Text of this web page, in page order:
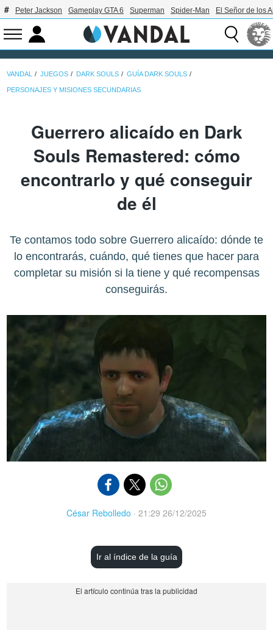
Peter Jackson Gameplay GTA 6 Superman Spider-Man El Señor de los
VANDAL JUEGOS DARK SOULS GUÍA DARK SOULS
PERSONAJES Y MISIONES SECUNDARIAS
Guerrero alicaído en Dark
Souls Remastered: cómo
encontrarlo y qué conseguir
de él
Te contamos todo sobre Guerrero alicaído: dónde te
lo encontrarás, cuándo, qué tienes que hacer para
completar su misión si la tiene y qué recompensas
conseguirás.
César Rebolledo · 21:29 26/12/2025
Ir al índice de la guía